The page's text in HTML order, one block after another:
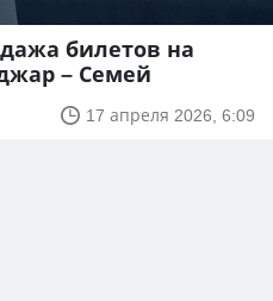
билетов на
– Семей
17 апреля 2026, 6:09